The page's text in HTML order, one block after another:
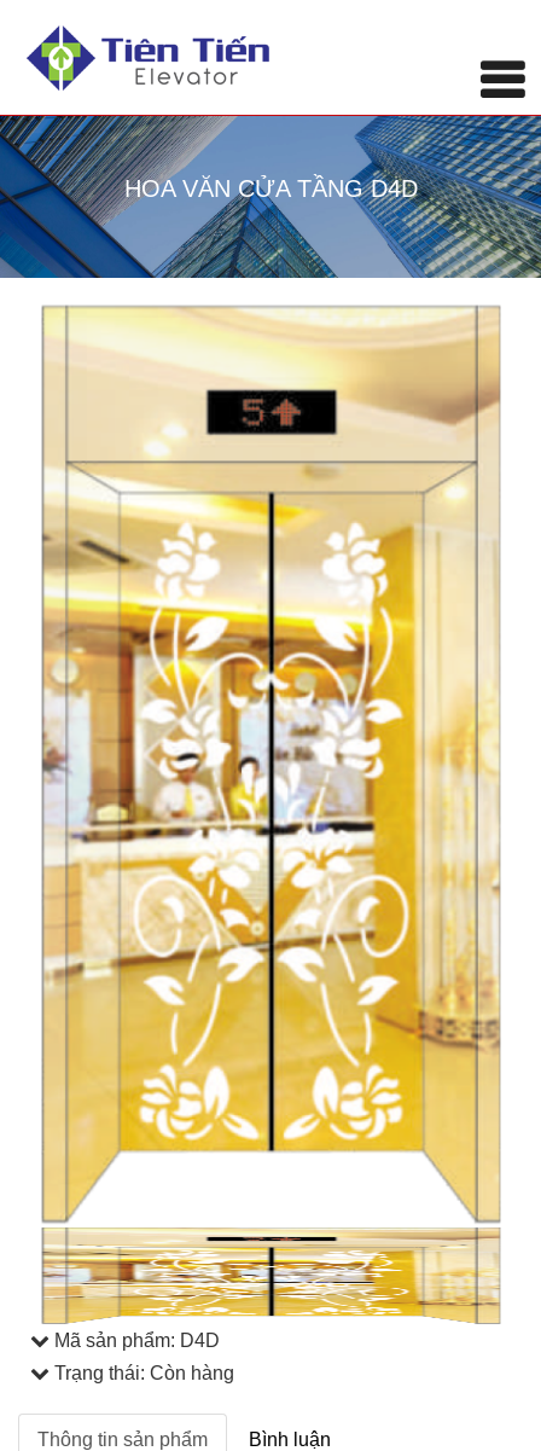
HOA VĂN CỬA TẦNG D4D
Mã sản phẩm: D4D
Trạng thái: Còn hàng
Thông tin sản phẩm Bình luận